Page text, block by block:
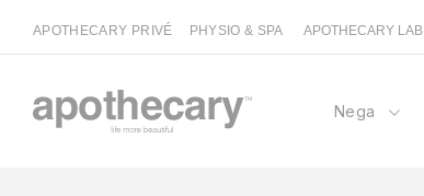
APOTHECARY PRIVÉ PHYSIO & SPA APOTHECARY LAB
Nega